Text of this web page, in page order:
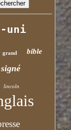
uni
grand bible
signé
lincoln